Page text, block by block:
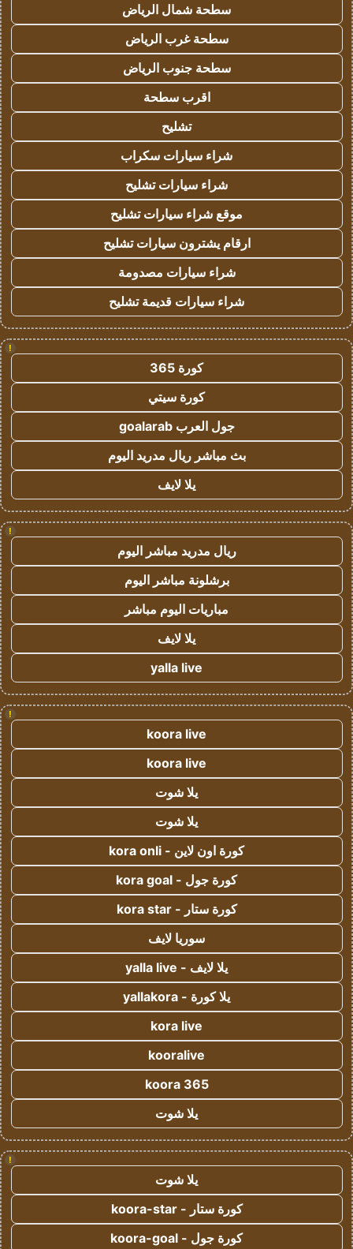
سطحة شمال الرياض
سطحة غرب الرياض
سطحة جنوب الرياض
اقرب سطحة
تشليح
شراء سيارات سكراب
شراء سيارات تشليح
موقع شراء سيارات تشليح
ارقام يشترون سيارات تشليح
شراء سيارات مصدومة
شراء سيارات قديمة تشليح
!
كورة 365
كورة سيتي
جول العرب goalarab
بث مباشر ريال مدريد اليوم
يلا لايف
!
ريال مدريد مباشر اليوم
برشلونة مباشر اليوم
مباريات اليوم مباشر
يلا لايف
yalla live
!
koora live
koora live
يلا شوت
يلا شوت
كورة اون لاين - kora onli
كورة جول - kora goal
كورة ستار - kora star
سوريا لايف
يلا لايف - yalla live
يلا كورة - yallakora
kora live
kooralive
koora 365
يلا شوت
!
يلا شوت
كورة ستار - koora-star
كورة جول - koora-goal